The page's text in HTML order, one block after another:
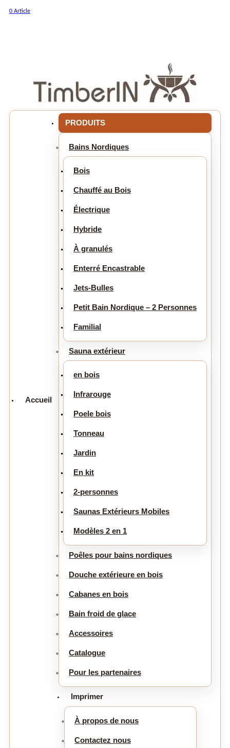
0 Article
Accueil
PRODUITS
Bains Nordiques
Bois
Chauffé au Bois
Électrique
Hybride
À granulés
Enterré Encastrable
Jets-Bulles
Petit Bain Nordique – 2 Personnes
Familial
Sauna extérieur
en bois
Infrarouge
Poele bois
Tonneau
Jardin
En kit
2-personnes
Saunas Extérieurs Mobiles
Modèles 2 en 1
Poêles pour bains nordiques
Douche extérieure en bois
Cabanes en bois
Bain froid de glace
Accessoires
Catalogue
Pour les partenaires
Imprimer
À propos de nous
Contactez nous